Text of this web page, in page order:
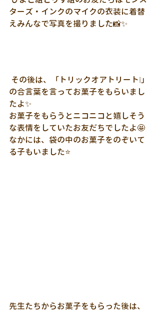
ターズ・インクのマイクの衣装に着替
えみんなで写真を撮りました📸✨
の合言葉を言ってお菓子をもらいまし
たよ✨
お菓子をもらうとニコニコと嬉しそう
な表情をしていたお友だちでしたよ🤩
なかには、袋の中のお菓子をのぞいて
る子もいました⭐
先生たちからお菓子をもらった後は、